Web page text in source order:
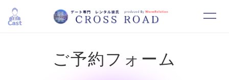
SYSTEM
ご予約フォーム